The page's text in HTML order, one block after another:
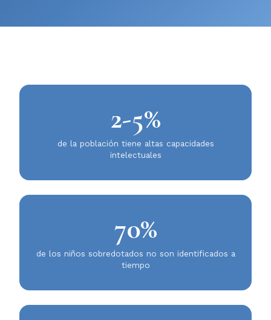
2-5%
de la población tiene altas capacidades
intelectuales
70%
de los niños sobredotados no son identificados a
tiempo